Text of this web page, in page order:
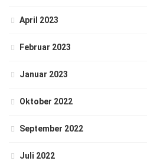
April 2023
Februar 2023
Januar 2023
Oktober 2022
September 2022
Juli 2022